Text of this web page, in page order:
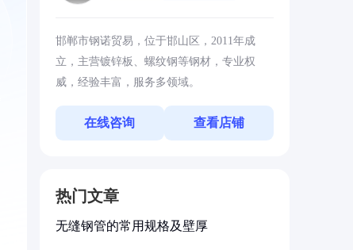
邯郸市钢诺贸易，位于邯山区，2011年成
立，主营镀锌板、螺纹钢等钢材，专业权
威，经验丰富，服务多领域。
在线咨询 查看店铺
热门文章
无缝钢管的常用规格及壁厚